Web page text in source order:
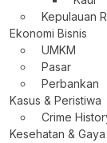
Kepulauan
Ekonomi Bisnis
UMKM
Pasar
Perbankan
Kasus & Peristiwa
Crime
Kesehatan &